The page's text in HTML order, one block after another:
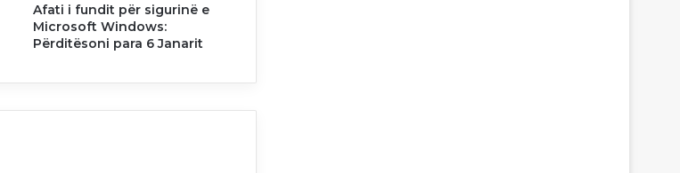
Afati i fundit për sigurinë e
Microsoft Windows:
Përditësoni para 6 Janarit